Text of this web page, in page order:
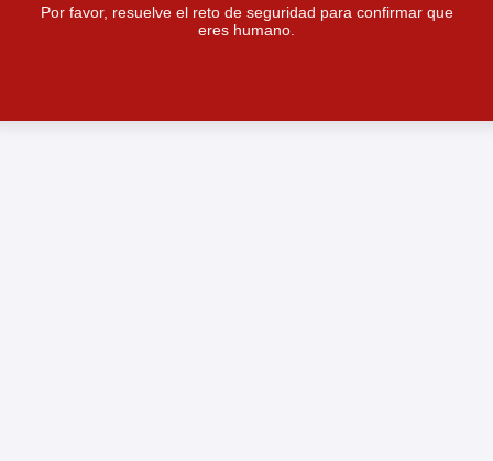
Por favor, resuelve el reto de seguridad para confirmar que
eres humano.